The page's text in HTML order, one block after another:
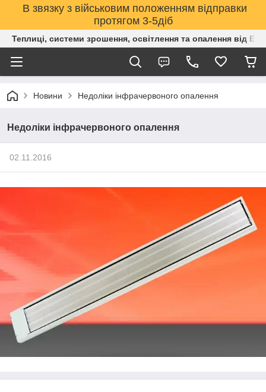
В звязку з військовим положенням відправки
протягом 3-5діб
Теплиці, системи зрошення, освітлення та опалення від
Новини Недоліки інфрачервоного опалення
Недоліки інфрачервоного опалення
02.11.2016